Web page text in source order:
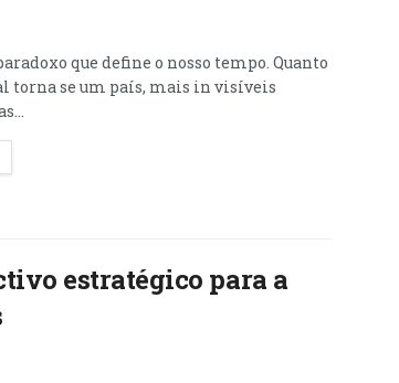
que define o nosso tempo. Quanto
torna se um país, mais in visíveis
estratégico para a